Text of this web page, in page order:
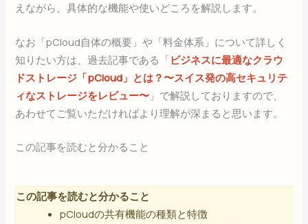
えながら、具体的な機能や使いどころを解説します。
なお「pCloud自体の概要」や「料金体系」について詳しく
知りたい方は、過去記事である「ビジネスに最適なクラウ
ドストレージ「pCloud」とは？〜スイス発の高セキュリテ
ィなストレージをレビュー〜 」で解説しておりますので、
あわせてご覧いただければより理解が深まると思います。
この記事を読むと分かること
この記事を読むと分かること
pCloudの共有機能の種類と特徴